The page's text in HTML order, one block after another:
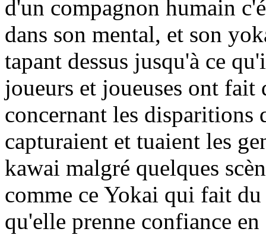
d'un compagnon humain
dans son mental, et son
tapant dessus jusqu'à ce
joueurs et joueuses ont fait
concernant les disparitions
capturaient et tuaient les
kawai malgré quelques
comme ce Yokai qui fait
qu'elle prenne confiance